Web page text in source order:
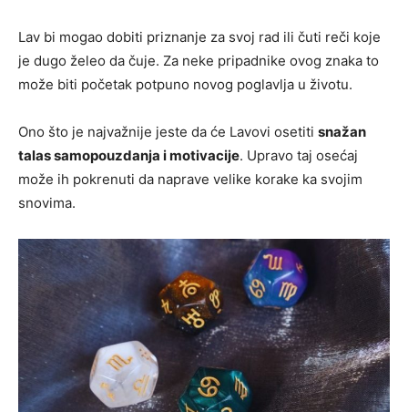
Lav bi mogao dobiti priznanje za svoj rad ili čuti reči koje
je dugo želeo da čuje. Za neke pripadnike ovog znaka to
može biti početak potpuno novog poglavlja u životu.
Ono što je najvažnije jeste da će Lavovi osetiti snažan
talas samopouzdanja i motivacije. Upravo taj osećaj
može ih pokrenuti da naprave velike korake ka svojim
snovima.